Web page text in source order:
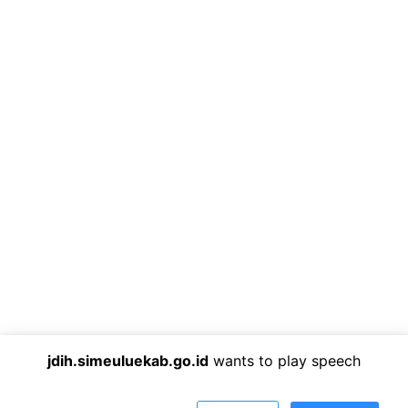
jdih.simeuluekab.go.id wants to play speech